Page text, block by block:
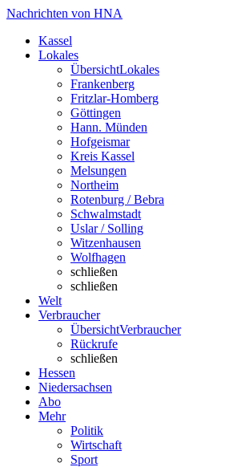
Nachrichten von HNA
Kassel
Lokales
ÜbersichtLokales
Frankenberg
Fritzlar-Homberg
Göttingen
Hann. Münden
Hofgeismar
Kreis Kassel
Melsungen
Northeim
Rotenburg / Bebra
Schwalmstadt
Uslar / Solling
Witzenhausen
Wolfhagen
schließen
schließen
Welt
Verbraucher
ÜbersichtVerbraucher
Rückrufe
schließen
Hessen
Niedersachsen
Abo
Mehr
Politik
Wirtschaft
Sport